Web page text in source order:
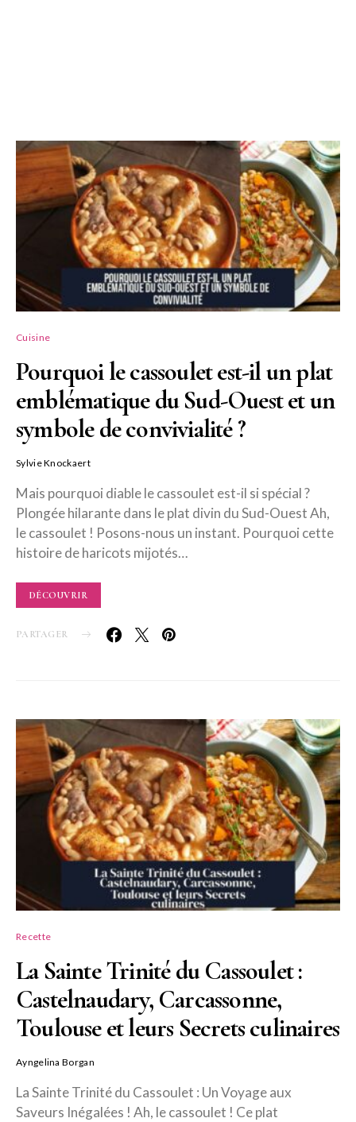
Cuisine
Pourquoi le cassoulet est-il un plat
emblématique du Sud-Ouest et un
symbole de convivialité ?
Sylvie Knockaert
Mais pourquoi diable le cassoulet est-il si spécial ?
Plongée hilarante dans le plat divin du Sud-Ouest Ah,
le cassoulet ! Posons-nous un instant. Pourquoi cette
histoire de haricots mijotés…
DÉCOUVRIR
PARTAGER
Recette
La Sainte Trinité du Cassoulet :
Castelnaudary, Carcassonne,
Toulouse et leurs Secrets culinaires
Ayngelina Borgan
La Sainte Trinité du Cassoulet : Un Voyage aux
Saveurs Inégalées ! Ah, le cassoulet ! Ce plat